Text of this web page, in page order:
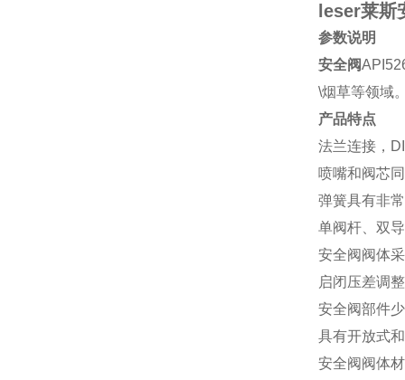
leser莱斯
参数说明
安全阀
\烟草等领域
产品特点
法兰连接，
喷嘴和阀芯
弹簧具有非
单阀杆、双
安全阀阀体
启闭压差调
安全阀部件
具有开放式
安全阀阀体